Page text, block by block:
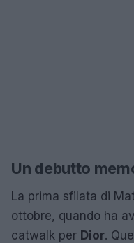
Un debutto
La prima sfilata di
ottobre, quando ha
catwalk per Dior.